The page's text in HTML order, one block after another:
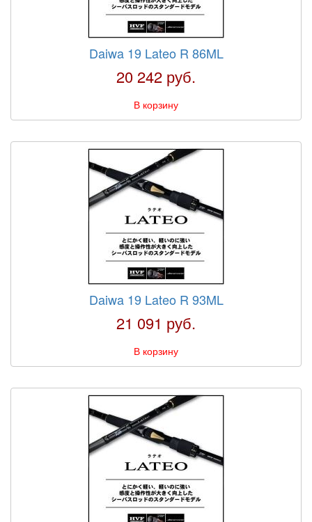
Daiwa 19 Lateo R 86ML
20 242 руб.
В корзину
Daiwa 19 Lateo R 93ML
21 091 руб.
В корзину